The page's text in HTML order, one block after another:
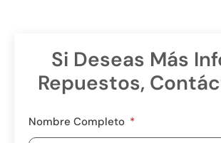
Si Deseas Más
Repuestos,
Nombre Completo